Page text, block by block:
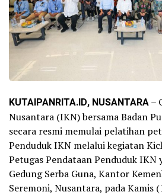
KUTAIPANRITA.ID, NUSANTARA–
Nusantara (IKN) bersama Badan
secara resmi memulai pelatihan
Penduduk IKN melalui kegiatan
Petugas Pendataan Penduduk IKN
Gedung Serba Guna, Kantor
Seremoni, Nusantara, pada Kamis